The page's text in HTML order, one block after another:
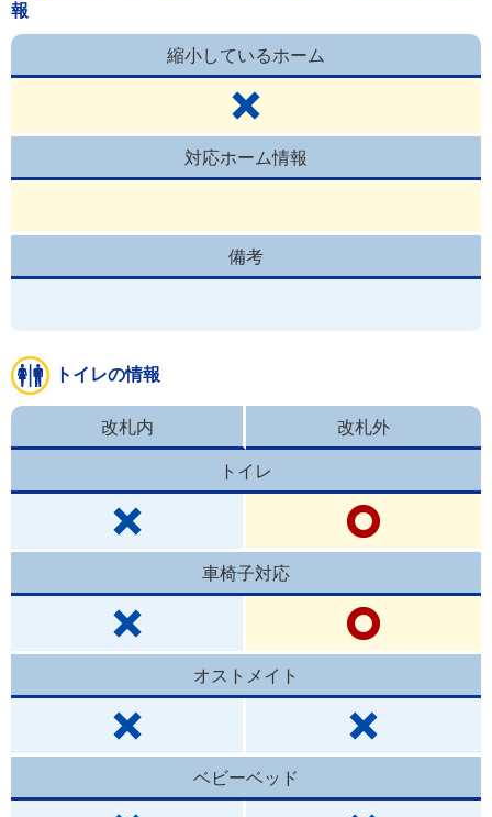
報
縮小しているホーム
対応ホーム情報
備考
トイレの情報
改札内 改札外
トイレ
車椅子対応
オストメイト
ベビーベッド